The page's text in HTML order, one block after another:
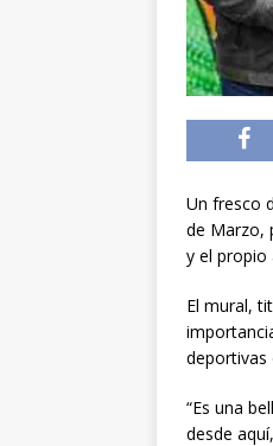
Un fresco
de Marzo,
y el propio
El mural,
deportivas
“Es una
desde